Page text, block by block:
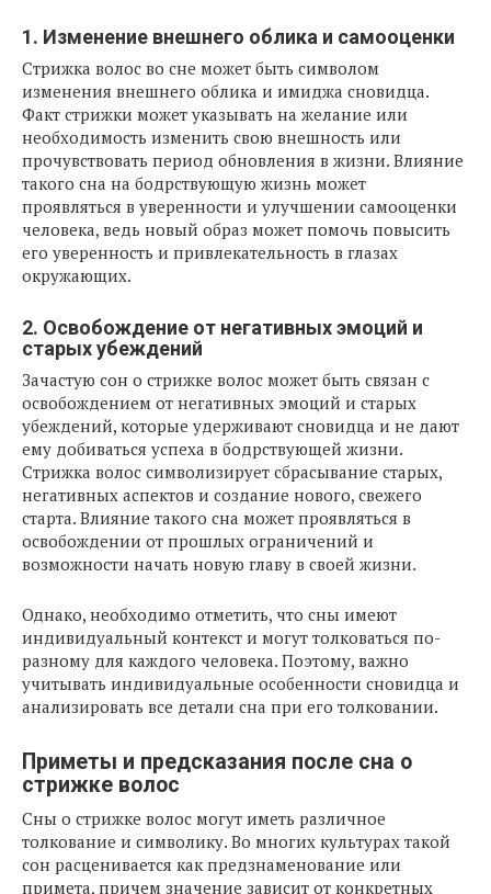
1. Изменение внешнего облика и самооценки
Стрижка волос во сне может быть символом
изменения внешнего облика и имиджа сновидца.
Факт стрижки может указывать на желание или
необходимость изменить свою внешность или
прочувствовать период обновления в жизни. Влияние
такого сна на бодрствующую жизнь может
проявляться в уверенности и улучшении самооценки
человека, ведь новый образ может помочь повысить
его уверенность и привлекательность в глазах
окружающих.
2. Освобождение от негативных эмоций и
старых убеждений
Зачастую сон о стрижке волос может быть связан с
освобождением от негативных эмоций и старых
убеждений, которые удерживают сновидца и не дают
ему добиваться успеха в бодрствующей жизни.
Стрижка волос символизирует сбрасывание старых,
негативных аспектов и создание нового, свежего
старта. Влияние такого сна может проявляться в
освобождении от прошлых ограничений и
возможности начать новую главу в своей жизни.
Однако, необходимо отметить, что сны имеют
индивидуальный контекст и могут толковаться по-
разному для каждого человека. Поэтому, важно
учитывать индивидуальные особенности сновидца и
анализировать все детали сна при его толковании.
Приметы и предсказания после сна о
стрижке волос
Сны о стрижке волос могут иметь различное
толкование и символику. Во многих культурах такой
сон расценивается как предзнаменование или
примета, причем значение зависит от конкретных